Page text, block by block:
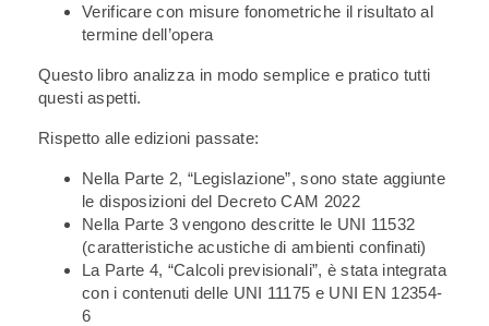
Verificare con misure fonometriche il risultato al
termine dell’opera
Questo libro analizza in modo semplice e pratico tutti
questi aspetti.
Rispetto alle edizioni passate:
Nella Parte 2, “Legislazione”, sono state aggiunte
le disposizioni del Decreto CAM 2022
Nella Parte 3 vengono descritte le UNI 11532
(caratteristiche acustiche di ambienti confinati)
La Parte 4, “Calcoli previsionali”, è stata integrata
con i contenuti delle UNI 11175 e UNI EN 12354-
6